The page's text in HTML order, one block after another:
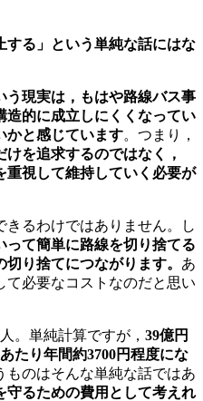
する」という単純な話にはな
う現実は，もはや路線バス事
造的に成立しにくくなってい
かと感じています。つまり，
けを追求するのではなく，
重視して維持していく必要が
きるわけではありません。し
って簡単に路線を切り捨てる
り捨てにつながります。 あ
て必要なコストなのだと思い
。単純計算ですが， 39億円
たり年間約3700円程度にな
ものはそんな単純な話ではあ
守るための費用として考えれ